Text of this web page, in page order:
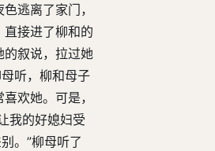
逃离了家门，
接进了柳和的
的叙说，拉过她
听，柳和母子
欢她。可是，
我的好媳妇受
。”柳母听了